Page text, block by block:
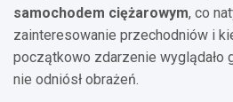
samochodem ciężarowym, co
zainteresowanie przechodniów i
początkowo zdarzenie wyglądało
nie odniósł obrażeń.